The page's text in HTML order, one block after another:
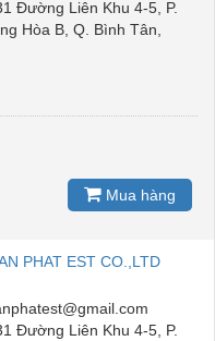
Đường Liên Khu 4-5, P.
Hòa B, Q. Bình Tân,
Mua hàng
PHAT EST CO.,LTD
Đường Liên Khu 4-5, P.